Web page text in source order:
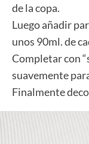
de la copa.
Luego añadir
unos 90ml. de
Completar con
suavemente
Finalmente